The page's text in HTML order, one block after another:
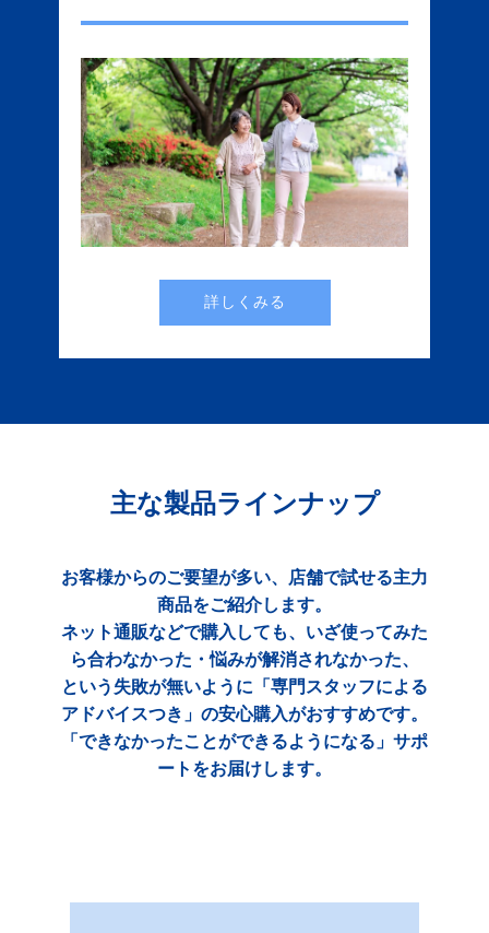
詳しくみる
主な製品ラインナップ
お客様からのご要望が多い、店舗で試せる主力
商品をご紹介します。
ネット通販などで購入しても、いざ使ってみた
ら合わなかった・悩みが解消されなかった、
という失敗が無いように「専門スタッフによる
アドバイスつき」の安心購入がおすすめです。
「できなかったことができるようになる」サポ
ートをお届けします。